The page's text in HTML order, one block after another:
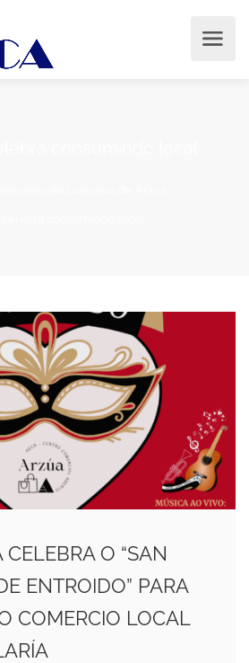
O “SAN
ENTROIDO” PARA
COMERCIO LOCAL